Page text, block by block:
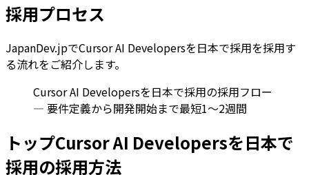
採用プロセス
JapanDev.jpでCursor AI Developersを日本で採用を採用す
る流れをご紹介します。
Cursor AI Developersを日本で採用の採用フロー
— 要件定義から開発開始まで最短1〜2週間
トップCursor AI Developersを日本で
採用の採用方法